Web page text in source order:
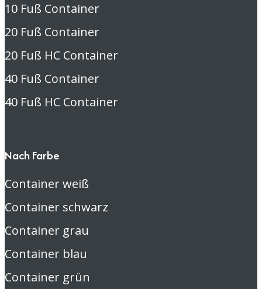
10 Fuß Container
20 Fuß Container
20 Fuß HC Container
40 Fuß Container
40 Fuß HC Container
Nach Farbe
Container weiß
Container schwarz
Container grau
Container blau
Container grün